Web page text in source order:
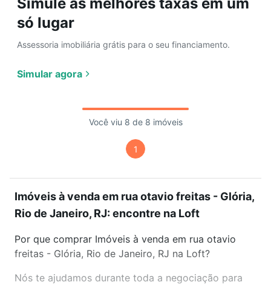
só lugar
Assessoria imobiliária grátis para o seu financiamento.
Simular agora
Você viu 8 de 8 imóveis
1
Imóveis à venda em rua otavio freitas - Glória,
Rio de Janeiro, RJ: encontre na Loft
Por que comprar Imóveis à venda em rua otavio
freitas - Glória, Rio de Janeiro, RJ na Loft?
Nós te ajudamos durante toda a negociação para